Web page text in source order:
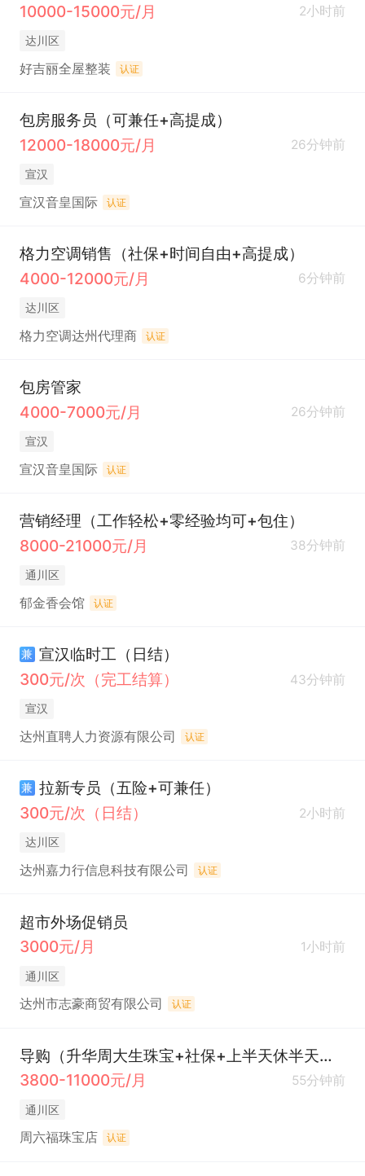
10000-15000元/月 2小时前
达川区
好吉丽全屋整装 认证
包房服务员（可兼任+高提成）
12000-18000元/月
26分钟前
宣汉
宣汉音皇国际 认证
格力空调销售（社保+时间自由+高提成）
4000-12000元/月
6分钟前
达川区
格力空调达州代理商 认证
包房管家
4000-7000元/月
26分钟前
宣汉
宣汉音皇国际 认证
营销经理（工作轻松+零经验均可+包住）
8000-21000元/月
38分钟前
通川区
郁金香会馆 认证
兼 宣汉临时工（日结）
300元/次（完工结算）
43分钟前
宣汉
达州直聘人力资源有限公司 认证
兼 拉新专员（五险+可兼任）
300元/次（日结）
2小时前
达川区
达州嘉力行信息科技有限公司 认证
超市外场促销员
3000元/月
1小时前
通川区
达州市志豪商贸有限公司 认证
导购（升华周大生珠宝+社保+上半天休半天））
3800-11000元/月
55分钟前
通川区
周六福珠宝店 认证